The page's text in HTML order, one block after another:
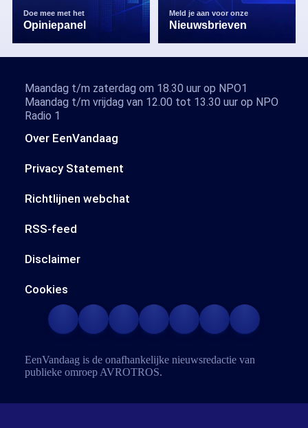
Doe mee met het
Opiniepanel
Meld je aan voor onze
Nieuwsbrieven
Over EenVandaag
Privacy Statement
Richtlijnen webchat
RSS-feed
Disclaimer
Cookies
Maandag t/m zaterdag om 18.30 uur op NPO1
Maandag t/m vrijdag van 12.00 tot 13.30 uur op NPO
Radio 1
EenVandaag is de onafhankelijke nieuwsredactie van
publieke omroep AVROTROS.